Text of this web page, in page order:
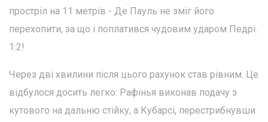
простріл на 11 метрів - Де Пауль не зміг його
перехопити, за що і поплатився чудовим ударом Педрі.
1:2!
Через дві хвилини після цього рахунок став рівним. Це
відбулося досить легко: Рафінья виконав подачу з
кутового на дальню стійку, а Кубарсі, перестрибнувши